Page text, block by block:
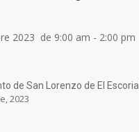
2023 de 9:00 am - 2:00 pm
de San Lorenzo de El Escorial
2023